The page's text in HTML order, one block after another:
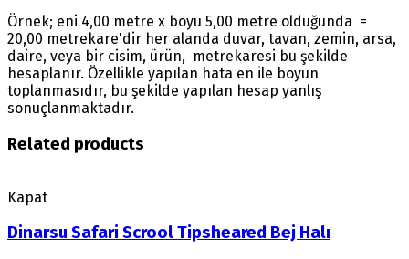
Örnek; eni 4,00 metre x boyu 5,00 metre olduğunda =
20,00 metrekare'dir her alanda duvar, tavan, zemin, arsa,
daire, veya bir cisim, ürün, metrekaresi bu şekilde
hesaplanır. Özellikle yapılan hata en ile boyun
toplanmasıdır, bu şekilde yapılan hesap yanlış
sonuçlanmaktadır.
Related products
Kapat
Dinarsu Safari Scrool Tipsheared Bej Halı